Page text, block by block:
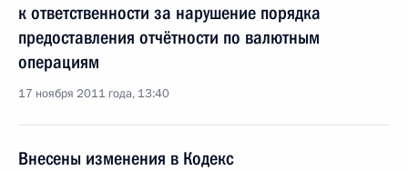
к ответственности за нарушение порядка
предоставления отчётности по валютным
операциям
17 ноября 2011 года, 13:40
Внесены изменения в Кодекс